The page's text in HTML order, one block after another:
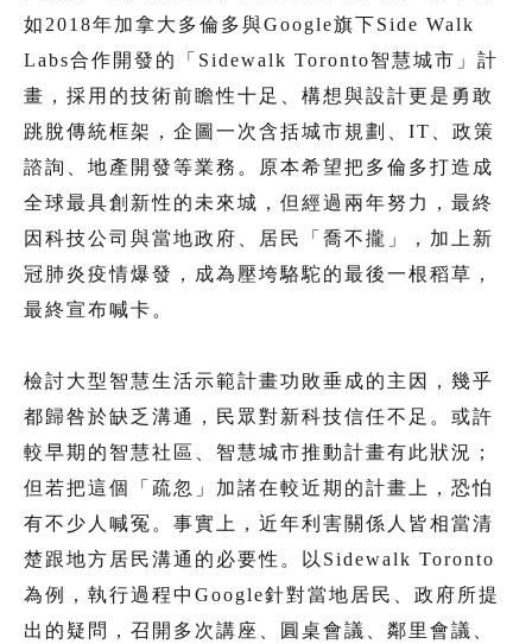
如2018年加拿大多倫多與Google旗下Side Walk
Labs合作開發的「Sidewalk Toronto智慧城市」計
畫，採用的技術前瞻性十足、構想與設計更是勇敢
跳脫傳統框架，企圖一次含括城市規劃、IT、政策
諮詢、地產開發等業務。原本希望把多倫多打造成
全球最具創新性的未來城，但經過兩年努力，最終
因科技公司與當地政府、居民「喬不攏」，加上新
冠肺炎疫情爆發，成為壓垮駱駝的最後一根稻草，
最終宣布喊卡。
檢討大型智慧生活示範計畫功敗垂成的主因，幾乎
都歸咎於缺乏溝通，民眾對新科技信任不足。或許
較早期的智慧社區、智慧城市推動計畫有此狀況；
但若把這個「疏忽」加諸在較近期的計畫上，恐怕
有不少人喊冤。事實上，近年利害關係人皆相當清
楚跟地方居民溝通的必要性。以Sidewalk Toronto
為例，執行過程中Google針對當地居民、政府所提
出的疑問，召開多次講座、圓桌會議、鄰里會議、